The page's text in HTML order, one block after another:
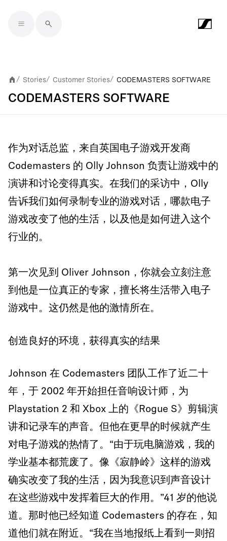
/ Stories/ Customer Stories/ CODEMASTERS SOFTWARE
CODEMASTERS SOFTWARE
作为对话总监，来自英国电子游戏开发商
Codemasters 的 Olly Johnson 负责让游戏中的
演讲和讨论变得真实。在我们的采访中，Olly
告诉我们如何录制专业的游戏对话，哪款电子
游戏改变了他的生活，以及他是如何进入这个
行业的。
第一次见到 Oliver Johnson，你就会立刻注意
到他是一位真正的专家，擅长将生活带入电子
游戏中。这仍然是他的激情所在。
创造良好的环境，获得真实的结果
Johnson 在 Codemasters 团队工作了近二十
年，于 2002 年开始担任音响设计师，为
Playstation 2 和 Xbox 上的《Rogue S》剪辑演
讲和记录车的声音。但他在更早的时候就产生
对电子游戏的热情了。“由于玩电脑游戏，我的
学业基本都荒废了。像《寂静岭》这样的游戏
确实改变了我的生活，因为我意识到声音设计
在这些游戏中发挥着巨大的作用。”41 岁的他说
道。那时他已经知道 Codemasters 的存在，知
道他们就在附近。“我在当地报纸上看到一则招